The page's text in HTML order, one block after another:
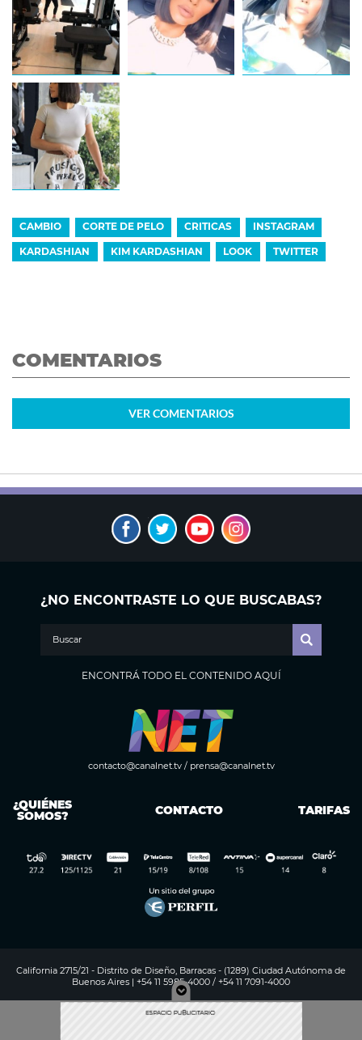
CAMBIO CORTE DE PELO CRITICAS INSTAGRAM
KARDASHIAN KIM KARDASHIAN LOOK TWITTER
COMENTARIOS
VER COMENTARIOS
¿NO ENCONTRASTE LO QUE BUSCABAS?
ENCONTRÁ TODO EL CONTENIDO AQUÍ
contacto@canalnet.tv/ prensa@canalnet.tv
¿QUIÉNES
SOMOS? CONTACTO TARIFAS
California 2715/21 - Distrito de Diseño, Barracas - (1289) Ciudad Autónoma de
Buenos Aires | +54 11 5985-4000 / +54 11 7091-4000
Digitalproserver